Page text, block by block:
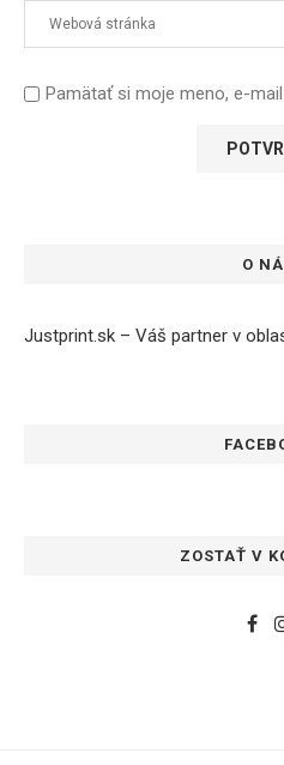
Pamätať si moje meno, e-
O
Justprint.sk – Váš partner v
ZOSTAŤ V